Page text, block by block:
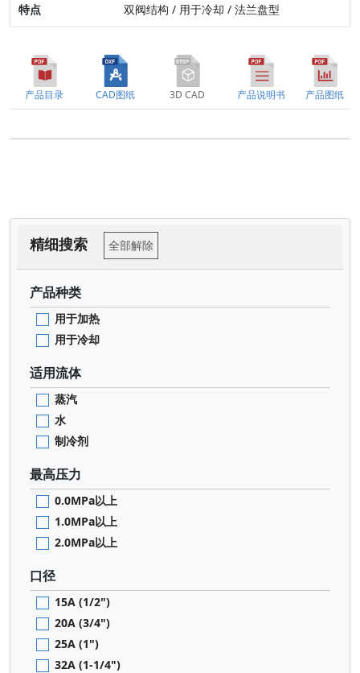
双阀结构 / 用于冷却 / 法兰盘型
产品目录 CAD图纸 3D CAD 产品说明书 产品图纸
精细搜索 全部解除
产品种类
用于加热
用于冷却
适用流体
蒸汽
水
制冷剂
最高压力
0.0MPa以上
1.0MPa以上
2.0MPa以上
口径
15A (1/2")
20A (3/4")
25A (1")
32A (1-1/4")